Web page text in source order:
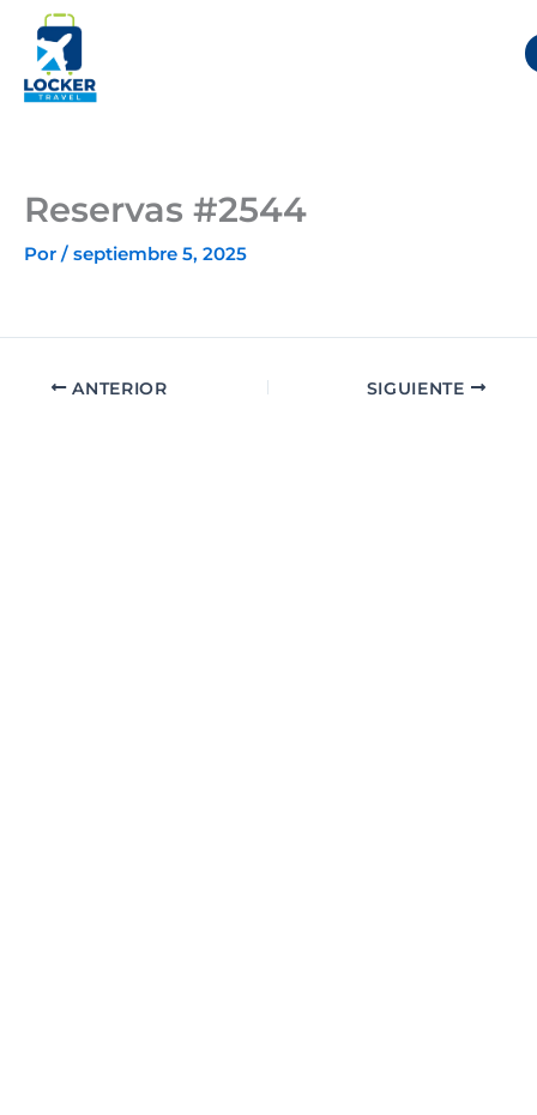
contenido
Reservas #2544
Por / septiembre 5, 2025
ANTERIOR SIGUIENTE